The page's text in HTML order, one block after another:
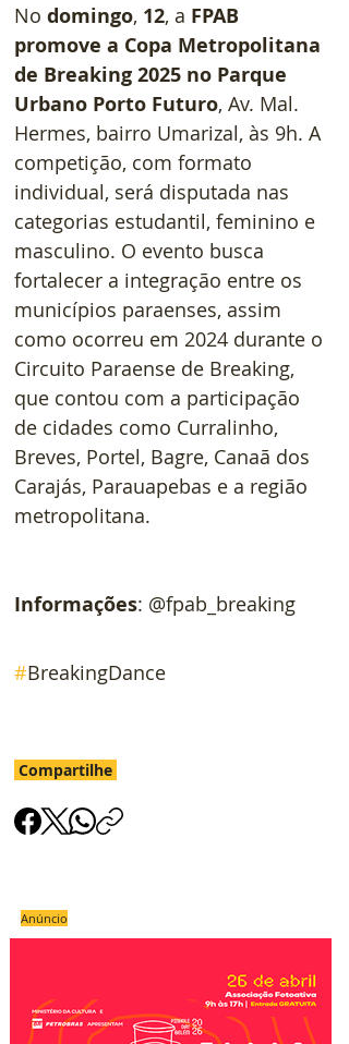
No domingo, 12, a FPAB
promove a Copa Metropolitana
de Breaking 2025 no Parque
Urbano Porto Futuro, Av. Mal.
Hermes, bairro Umarizal, às 9h. A
competição, com formato
individual, será disputada nas
categorias estudantil, feminino e
masculino. O evento busca
fortalecer a integração entre os
municípios paraenses, assim
como ocorreu em 2024 durante o
Circuito Paraense de Breaking,
que contou com a participação
de cidades como Curralinho,
Breves, Portel, Bagre, Canaã dos
Carajás, Parauapebas e a região
metropolitana.
Informações: @fpab_breaking
#BreakingDance
Compartilhe
Anúncio